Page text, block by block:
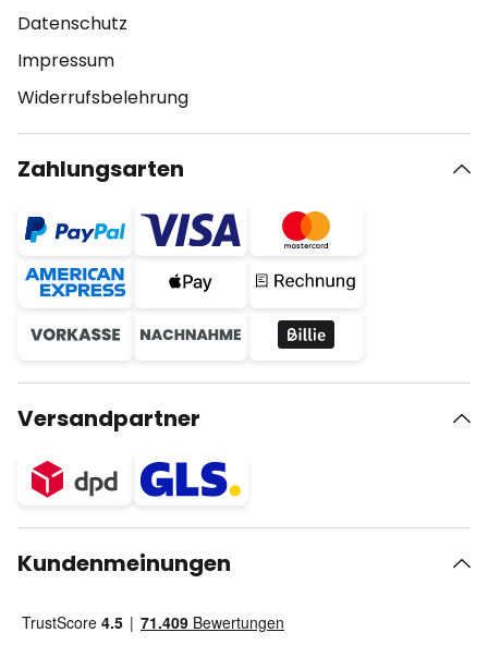
Datenschutz
Impressum
Widerrufsbelehrung
Zahlungsarten
Versandpartner
Kundenmeinungen